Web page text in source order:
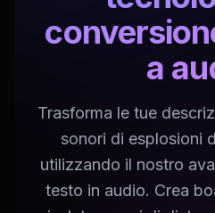
a
Trasforma le tue
sonori di esplosioni
utilizzando il nostro
testo in audio. Crea